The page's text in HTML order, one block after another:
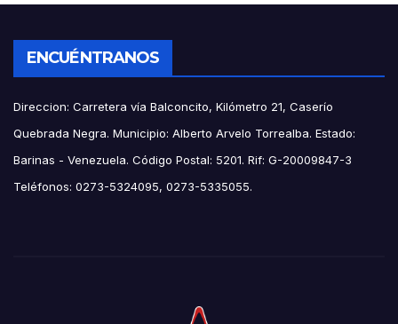
ENCUÉNTRANOS
Direccion: Carretera vía Balconcito, Kilómetro 21, Caserío
Quebrada Negra. Municipio: Alberto Arvelo Torrealba. Estado:
Barinas - Venezuela. Código Postal: 5201. Rif: G-20009847-3
Teléfonos: 0273-5324095, 0273-5335055.